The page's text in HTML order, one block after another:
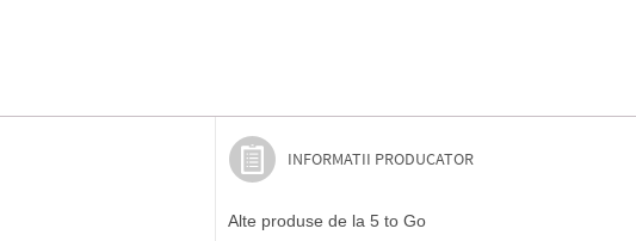
INFORMATII PRODUCATOR
Alte produse de la 5 to Go